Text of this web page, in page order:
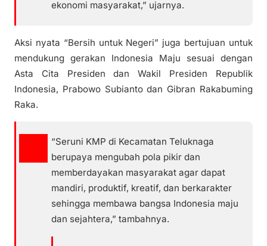
ekonomi masyarakat,” ujarnya.
Aksi nyata “Bersih untuk Negeri” juga bertujuan untuk
mendukung gerakan Indonesia Maju sesuai dengan
Asta Cita Presiden dan Wakil Presiden Republik
Indonesia, Prabowo Subianto dan Gibran Rakabuming
Raka.
“Seruni KMP di Kecamatan Teluknaga
berupaya mengubah pola pikir dan
memberdayakan masyarakat agar dapat
mandiri, produktif, kreatif, dan berkarakter
sehingga membawa bangsa Indonesia maju
dan sejahtera,” tambahnya.